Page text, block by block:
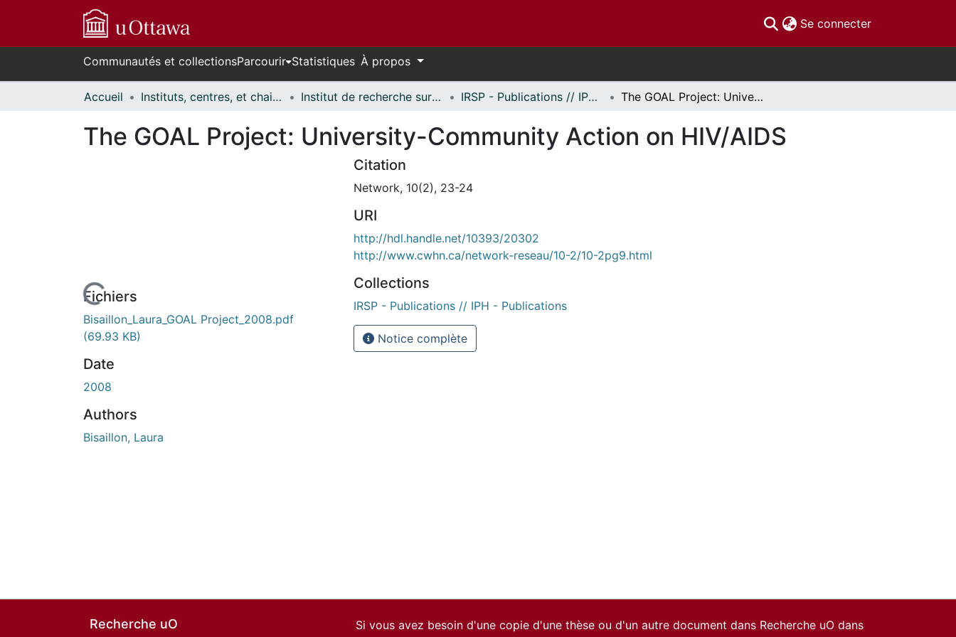
Se connecter(current)
Communautés et collectionsParcourir Statistiques À propos
Accueil Instituts, centres, et chaires de recherche // Research Institutes, Centres, and Chairs Institut de recherche sur la santé des populations // Institute of Population Health IRSP - Publications // IPH - Publications The GOAL Project: University-Community Action on HIV/AIDS
The GOAL Project: University-Community Action on HIV/AIDS
En cours de chargement...
Fichiers
Bisaillon_Laura_GOAL Project_2008.pdf
(69.93 KB)
Date
2008
Authors
Bisaillon, Laura
Citation
Network, 10(2), 23-24
URI
http://hdl.handle.net/10393/20302
http://www.cwhn.ca/network-reseau/10-2/10-2pg9.html
Collections
IRSP - Publications // IPH - Publications
Notice complète
Recherche uO
Si vous avez besoin d'une copie d'une thèse ou d'un autre document dans Recherche uO dans